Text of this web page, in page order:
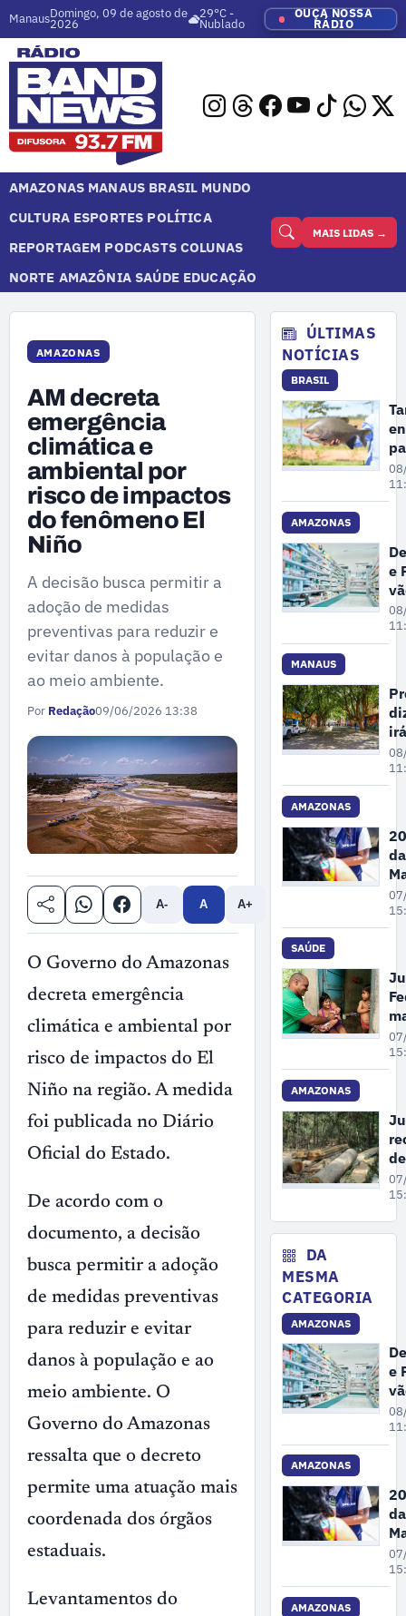
ManausDomingo, 09 de agosto de
2026
29°C -
Nublado
OUÇA NOSSA
RÁDIO
AMAZONAS MANAUS BRASIL MUNDO
CULTURA ESPORTES POLÍTICA
REPORTAGEM PODCASTS COLUNAS
NORTE AMAZÔNIA SAÚDE EDUCAÇÃO
MAIS LIDAS →
AMAZONAS
AM decreta
emergência
climática e
ambiental por
risco de impactos
do fenômeno El
Niño
A decisão busca permitir a
adoção de medidas
preventivas para reduzir e
evitar danos à população e
ao meio ambiente.
Por Redação09/06/2026 13:38
A- A A+
O Governo do Amazonas
decreta emergência
climática e ambiental por
risco de impactos do El
Niño na região. A medida
foi publicada no Diário
Oficial do Estado.
De acordo com o
documento, a decisão
busca permitir a adoção
de medidas preventivas
para reduzir e evitar
danos à população e ao
meio ambiente. O
Governo do Amazonas
ressalta que o decreto
permite uma atuação mais
coordenada dos órgãos
estaduais.
Levantamentos do
ÚLTIMAS
NOTÍCIAS
BRASIL
de
do
AMAZONAS
e
e
MANAUS
irá
AMAZONAS
de
SAÚDE
à
AMAZONAS
de
DA
MESMA
CATEGORIA
AMAZONAS
e
e
AMAZONAS
AMAZONAS